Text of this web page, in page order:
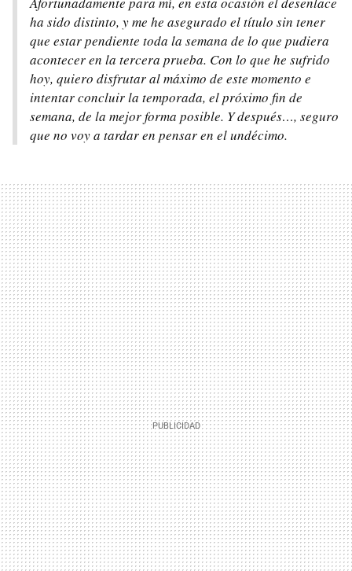
ha sido distinto, y me he asegurado el título sin tener
que estar pendiente toda la semana de lo que pudiera
acontecer en la tercera prueba. Con lo que he sufrido
hoy, quiero disfrutar al máximo de este momento e
intentar concluir la temporada, el próximo fin de
semana, de la mejor forma posible. Y después…, seguro
que no voy a tardar en pensar en el undécimo.